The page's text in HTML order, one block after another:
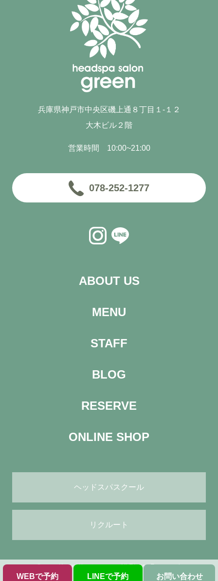
WEBで予約 LINEで予約 お問い合わせ
兵庫県神戸市中央区磯上通８丁目１-１２
大木ビル２階
営業時間 10:00~21:00
078-252-1277
ABOUT US
MENU
STAFF
BLOG
RESERVE
ONLINE SHOP
ヘッドスパスクール
リクルート
© ヘッドスパサロン green All Rights Reserved.